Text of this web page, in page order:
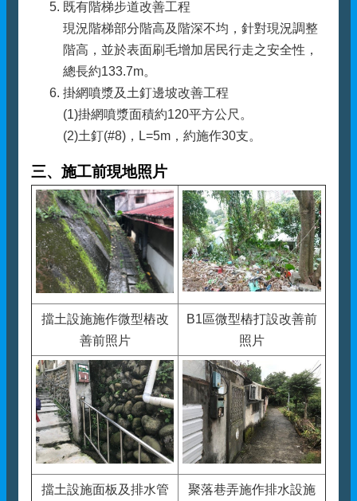
既有階梯步道改善工程
現況階梯部分階高及階深不均，針對現況調整
階高，並於表面刷毛增加居民行走之安全性，
總長約133.7m。
掛網噴漿及土釘邊坡改善工程
(1)掛網噴漿面積約120平方公尺。
(2)土釘(#8)，L=5m，約施作30支。
三、施工前現地照片
擋土設施施作微型樁改
善前照片
B1區微型樁打設改善前
照片
擋土設施面板及排水管
聚落巷弄施作排水設施